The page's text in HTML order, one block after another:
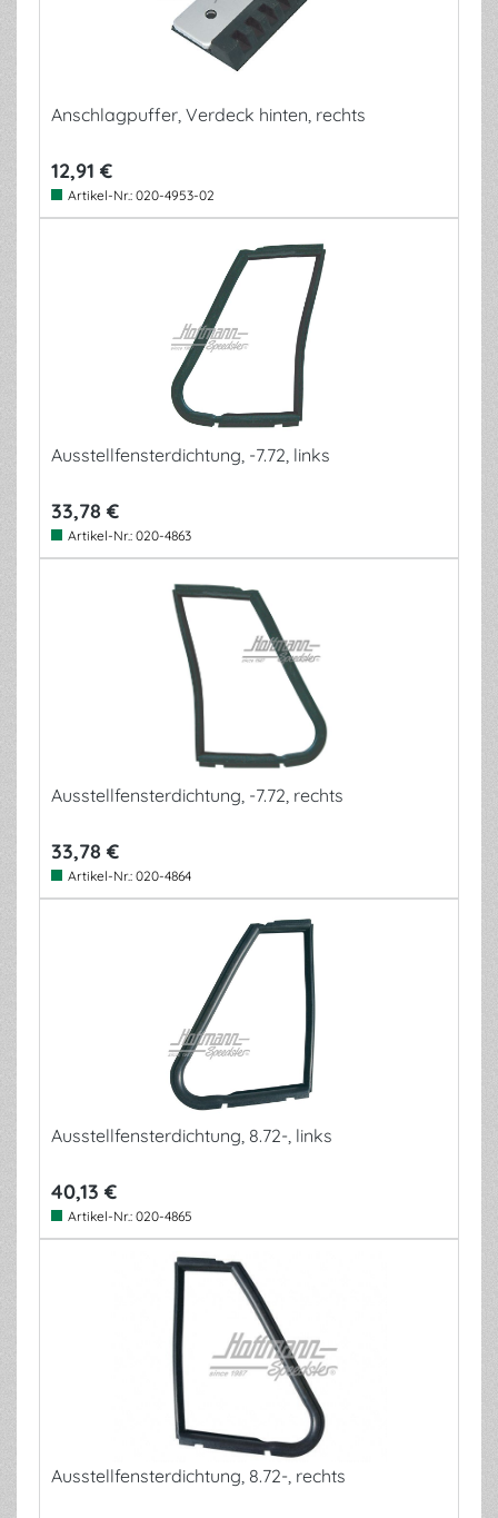
Anschlagpuffer, Verdeck hinten, rechts
12,91 €
Artikel-Nr.: 020-4953-02
Ausstellfensterdichtung, -7.72, links
33,78 €
Artikel-Nr.: 020-4863
Ausstellfensterdichtung, -7.72, rechts
33,78 €
Artikel-Nr.: 020-4864
Ausstellfensterdichtung, 8.72-, links
40,13 €
Artikel-Nr.: 020-4865
Ausstellfensterdichtung, 8.72-, rechts